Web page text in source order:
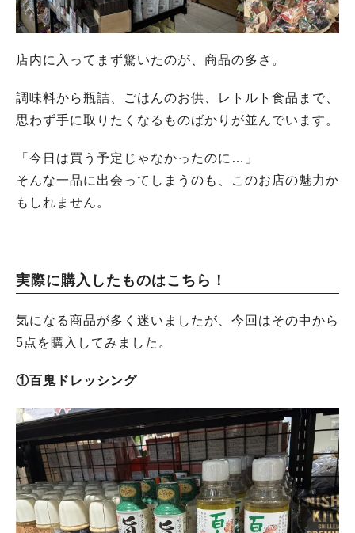
店内に入ってまず驚いたのが、商品の多さ。
調味料から瓶詰、ごはんのお供、レトルト食品まで、
思わず手に取りたくなるものばかりが並んでいます。
「今日は買う予定じゃなかったのに…」
そんな一品に出会ってしまうのも、このお店の魅力か
もしれません。
実際に購入したものはこちら！
気になる商品が多く迷いましたが、今回はその中から
5点を購入してみました。
①百鬼ドレッシング